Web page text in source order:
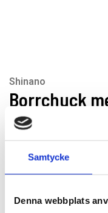
Samtycke
Denna webbplats
Shinano
Borrchuck
3/8×24
Rekommenderat pris: